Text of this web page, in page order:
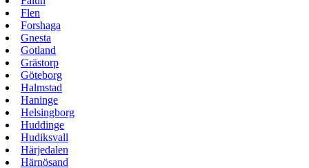
Flen
Forshaga
Gnesta
Gotland
Grästorp
Göteborg
Halmstad
Haninge
Helsingborg
Huddinge
Hudiksvall
Härjedalen
Härnösand